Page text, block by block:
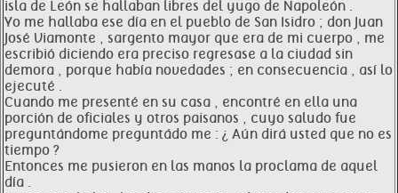
isla de León se hallaban libres del yugo de Napoleón .
Yo me hallaba ese día en el pueblo de San Isidro ; don Juan
José Viamonte , sargento mayor que era de mi cuerpo , me
escribió diciendo era preciso regresase a la ciudad sin
demora , porque había novedades ; en consecuencia , así lo
ejecuté .
Cuando me presenté en su casa , encontré en ella una
porción de oficiales y otros paisanos , cuyo saludo fue
preguntándome preguntádo me : ¿ Aún dirá usted que no es
tiempo ?
Entonces me pusieron en las manos la proclama de aquel
día .